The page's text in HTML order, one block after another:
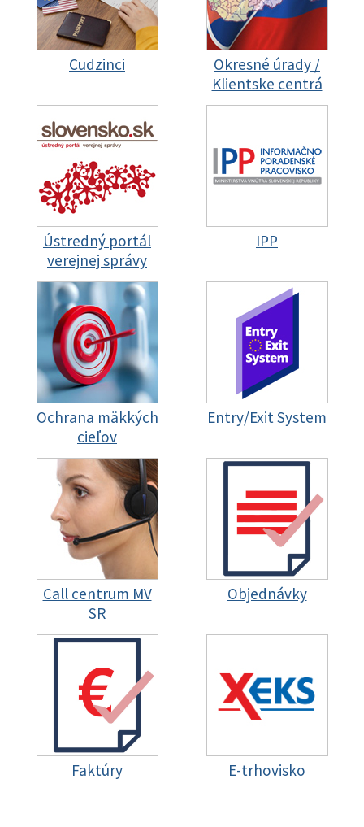
Cudzinci
Okresné úrady /
Klientske centrá
Ústredný portál
verejnej správy
IPP
Ochrana mäkkých
cieľov
Entry/Exit System
Call centrum MV
SR
Objednávky
Faktúry E-trhovisko